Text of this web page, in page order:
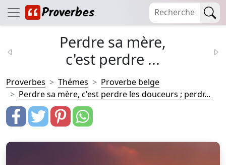
Perdre sa mère,
c'est perdre ...
Proverbes Thémes
Proverbe belge
Perdre sa mère, c'est perdre les douceurs ; perdr...